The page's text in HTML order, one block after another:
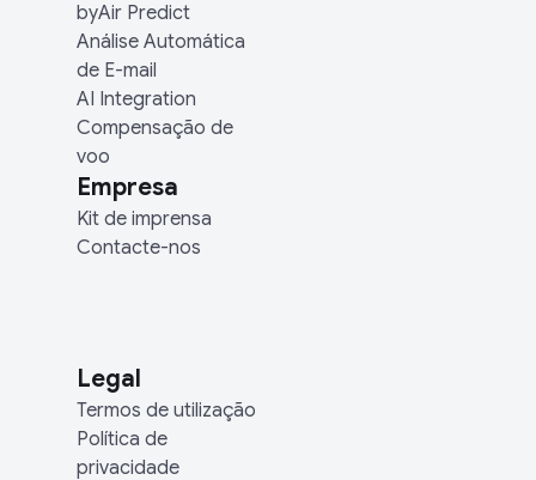
byAir Predict
Análise Automática
de E-mail
AI Integration
Compensação de
voo
Empresa
Kit de imprensa
Contacte-nos
Legal
Termos de utilização
Política de
privacidade